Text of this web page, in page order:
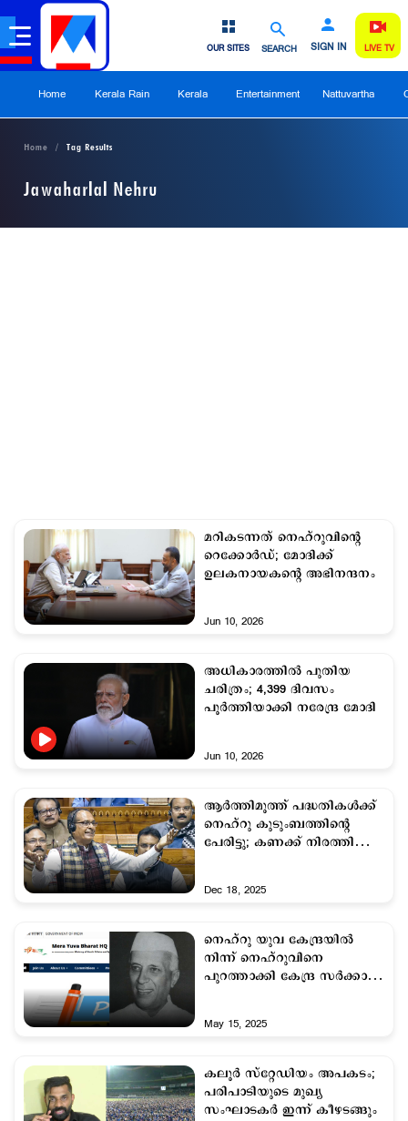
SEARCH SIGN IN
OUR SITES LIVE TV
Home Kerala Rain Kerala Entertainment Nattuvartha
Home Tag Results
Jawaharlal Nehru
മറികടന്നത് നെഹ്റുവിന്‍റെ
റെക്കോര്‍ഡ്; മോദിക്ക്
ഉലകനായകന്‍റെ അഭിനന്ദനം
Jun 10, 2026
അധികാരത്തിൽ പുതിയ
ചരിത്രം; 4,399 ദിവസം
പൂർത്തിയാക്കി നരേന്ദ്ര മോദി
Jun 10, 2026
ആര്‍ത്തിമൂത്ത് പദ്ധതികള്‍ക്ക്
നെഹ്റു കുടുംബത്തിന്‍റെ
പേരിട്ടു; കണക്ക് നിരത്തി
Dec 18, 2025
നെഹ്റു യുവ കേന്ദ്രയില്‍
നിന്ന് നെഹ്റുവിനെ
പുറത്താക്കി കേന്ദ്ര സര്‍ക്കാര്‍;
May 15, 2025
കലൂര്‍ സ്റ്റേഡിയം അപകടം;
പരിപാടിയുടെ മുഖ്യ
സംഘാടകർ ഇന്ന് കീഴടങ്ങും